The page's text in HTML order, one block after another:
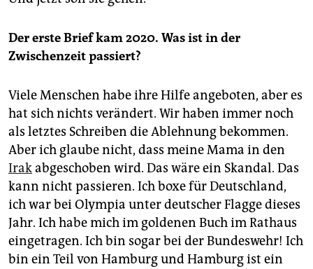
Der erste Brief kam 2020. Was ist in der
Zwischenzeit passiert?
Viele Menschen habe ihre Hilfe angeboten, aber es
hat sich nichts verändert. Wir haben immer noch
als letztes Schreiben die Ablehnung bekommen.
Aber ich glaube nicht, dass meine Mama in den
Irakabgeschoben wird. Das wäre ein Skandal. Das
kann nicht passieren. Ich boxe für Deutschland,
ich war bei Olympia unter deutscher Flagge dieses
Jahr. Ich habe mich im goldenen Buch im Rathaus
eingetragen. Ich bin sogar bei der Bundeswehr! Ich
bin ein Teil von Hamburg und Hamburg ist ein